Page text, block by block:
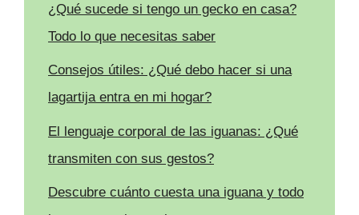
¿Qué sucede si tengo un gecko en casa?
Todo lo que necesitas saber
Consejos útiles: ¿Qué debo hacer si una
lagartija entra en mi hogar?
El lenguaje corporal de las iguanas: ¿Qué
transmiten con sus gestos?
Descubre cuánto cuesta una iguana y todo